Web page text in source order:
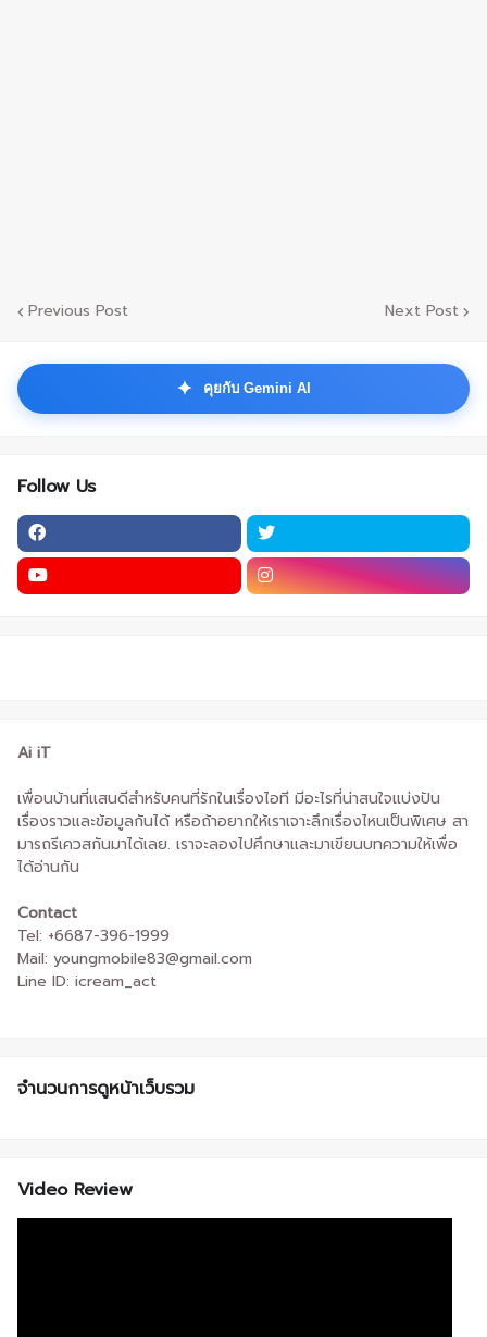
Previous Post Next Post
✦ คุยกับ Gemini AI
Follow Us
Ai iT
เพื่อนบ้านที่แสนดีสำหรับคนที่รักในเรื่องไอที มีอะไรที่น่าสนใจแบ่งปัน
เรื่องราวและข้อมูลกันได้ หรือถ้าอยากให้เราเจาะลึกเรื่องไหนเป็นพิเศษ สา
มารถรีเควสกันมาได้เลย. เราจะลองไปศึกษาและมาเขียนบทความให้เพื่อ
ได้อ่านกัน
Contact
Tel: +6687-396-1999
Mail: youngmobile83@gmail.com
Line ID: icream_act
จำนวนการดูหน้าเว็บรวม
Video Review